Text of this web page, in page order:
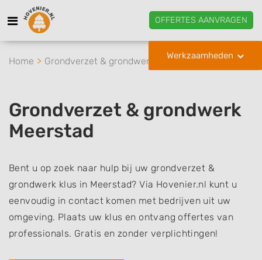
OFFERTES AANVRAGEN
Werkzaamheden
Home Grondverzet & grondwerk Meerstad
Grondverzet & grondwerk
Meerstad
Bent u op zoek naar hulp bij uw grondverzet &
grondwerk klus in Meerstad? Via Hovenier.nl kunt u
eenvoudig in contact komen met bedrijven uit uw
omgeving. Plaats uw klus en ontvang offertes van
professionals. Gratis en zonder verplichtingen!